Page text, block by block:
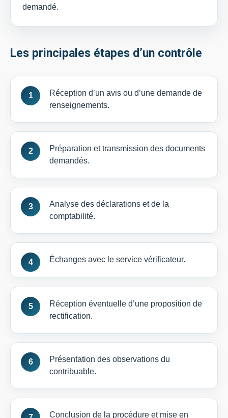
demandé.
Les principales étapes d’un contrôle
Réception d’un avis ou d’une demande de
renseignements.
Préparation et transmission des documents
demandés.
Analyse des déclarations et de la
comptabilité.
Échanges avec le service vérificateur.
Réception éventuelle d’une proposition de
rectification.
Présentation des observations du
contribuable.
Conclusion de la procédure et mise en